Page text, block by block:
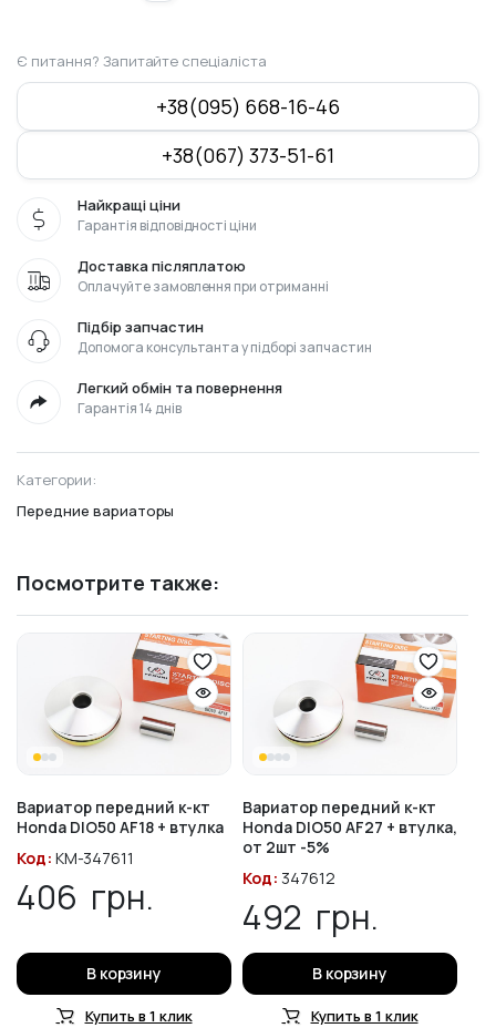
грн..
Є питання? Запитайте спеціаліста
+38(095) 668-16-46
+38(067) 373-51-61
Найкращі ціни
Гарантія відповідності ціни
Доставка післяплатою
Оплачуйте замовлення при отриманні
Підбір запчастин
Допомога консультанта у підборі запчастин
Легкий обмін та повернення
Гарантія 14 днів
Категории:
Передние вариаторы
Посмотрите также:
Вариатор передний к-кт
Honda DIO50 AF18 + втулка
Код: KM-347611
406 грн.
В корзину
Купить в 1 клик
Вариатор передний к-кт
Honda DIO50 AF27 + втулка,
от 2шт -5%
Код: 347612
492 грн.
В корзину
Купить в 1 клик